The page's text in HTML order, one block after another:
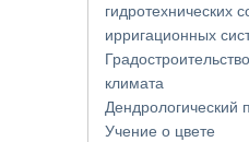
гидротехнических
ирригационных
климата
Дендрологический
Учение о цвете